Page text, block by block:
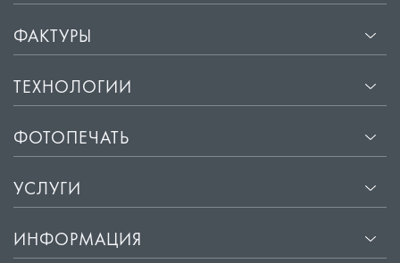
ФАКТУРЫ
ТЕХНОЛОГИИ
ФОТОПЕЧАТЬ
УСЛУГИ
ИНФОРМАЦИЯ